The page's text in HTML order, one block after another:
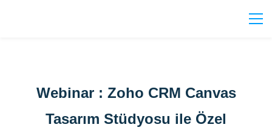
Webinar : Zoho CRM Canvas
Tasarım Stüdyosu ile Özel